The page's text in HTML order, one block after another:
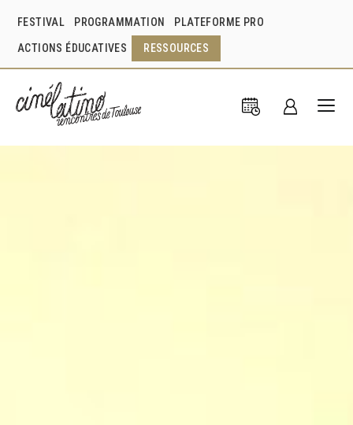
FESTIVAL PROGRAMMATION PLATEFORME PRO
ACTIONS ÉDUCATIVES RESSOURCES